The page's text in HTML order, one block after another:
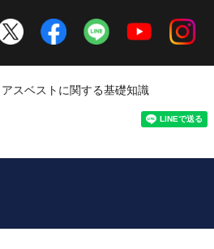
スベストに関する基礎知識